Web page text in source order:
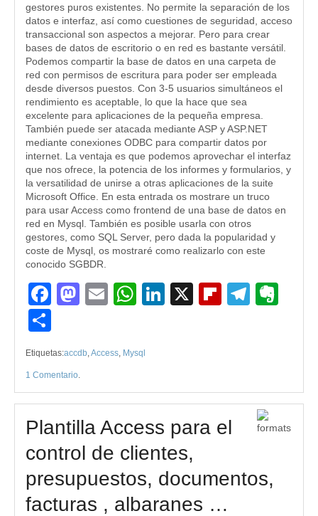
gestores puros existentes. No permite la separación de los
datos e interfaz, así como cuestiones de seguridad, acceso
transaccional son aspectos a mejorar. Pero para crear
bases de datos de escritorio o en red es bastante versátil.
Podemos compartir la base de datos en una carpeta de
red con permisos de escritura para poder ser empleada
desde diversos puestos. Con 3-5 usuarios simultáneos el
rendimiento es aceptable, lo que la hace que sea
excelente para aplicaciones de la pequeña empresa.
También puede ser atacada mediante ASP y ASP.NET
mediante conexiones ODBC para compartir datos por
internet. La ventaja es que podemos aprovechar el interfaz
que nos ofrece, la potencia de los informes y formularios, y
la versatilidad de unirse a otras aplicaciones de la suite
Microsoft Office. En esta entrada os mostrare un truco
para usar Access como frontend de una base de datos en
red en Mysql. También es posible usarla con otros
gestores, como SQL Server, pero dada la popularidad y
coste de Mysql, os mostraré como realizarlo con este
conocido SGBDR.
Facebook
Mastodon
EmailWhatsApp
LinkedIn
X Flipboard
Etiquetas:accdb,Access, Mysql
1 Comentario.
Plantilla Access para el
control de clientes,
presupuestos, documentos,
facturas , albaranes …